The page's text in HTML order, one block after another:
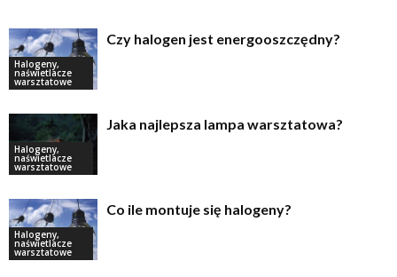
Halogeny,
naświetlacze
warsztatowe
Czy halogen jest energooszczędny?
Halogeny,
naświetlacze
warsztatowe
Jaka najlepsza lampa warsztatowa?
Halogeny,
naświetlacze
warsztatowe
Co ile montuje się halogeny?